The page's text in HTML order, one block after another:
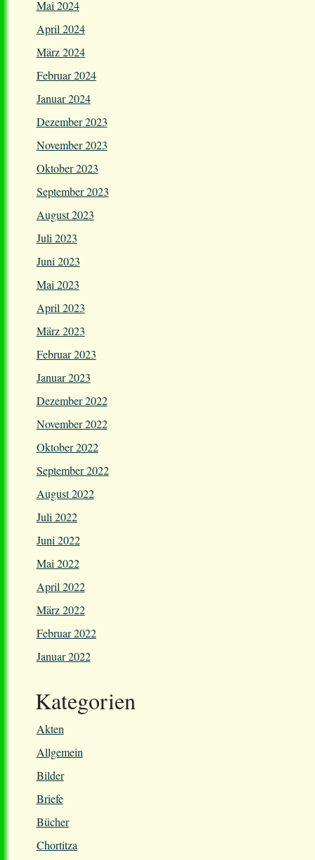
Mai 2024
April 2024
März 2024
Februar 2024
Januar 2024
Dezember 2023
November 2023
Oktober 2023
September 2023
August 2023
Juli 2023
Juni 2023
Mai 2023
April 2023
März 2023
Februar 2023
Januar 2023
Dezember 2022
November 2022
Oktober 2022
September 2022
August 2022
Juli 2022
Juni 2022
Mai 2022
April 2022
März 2022
Februar 2022
Januar 2022
Kategorien
Akten
Allgemein
Bilder
Briefe
Bücher
Chortitza